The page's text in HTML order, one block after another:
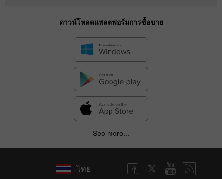
ดาวน์โหลดแพลตฟอร์มการซื้อขาย
See more...
ไทย